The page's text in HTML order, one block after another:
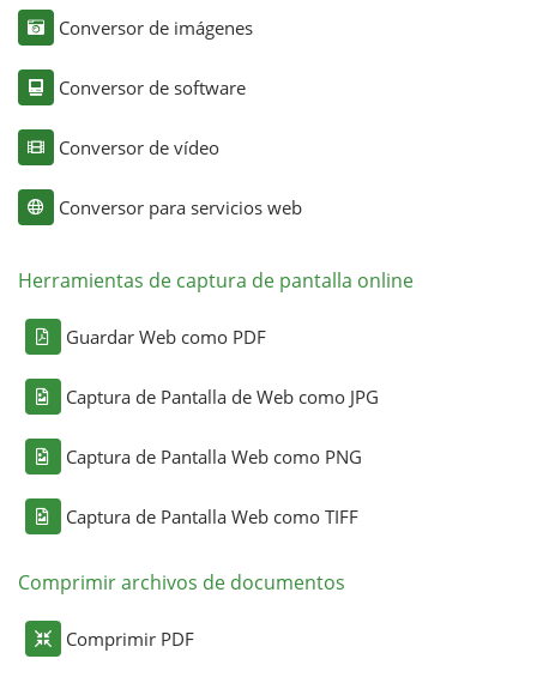
Conversor de imágenes
Conversor de software
Conversor de vídeo
Conversor para servicios web
Herramientas de captura de pantalla online
Guardar Web como PDF
Captura de Pantalla de Web como JPG
Captura de Pantalla Web como PNG
Captura de Pantalla Web como TIFF
Comprimir archivos de documentos
Comprimir PDF